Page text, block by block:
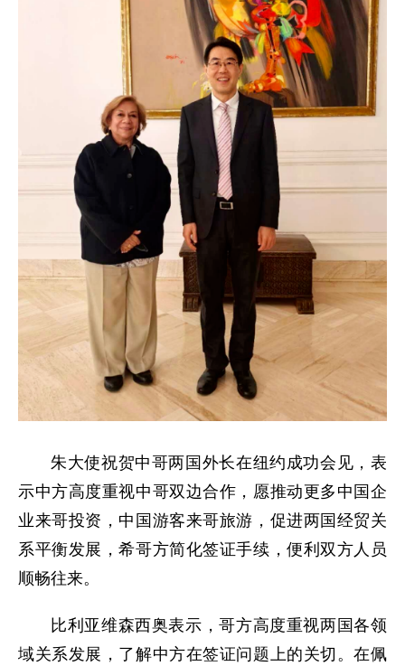
朱大使祝贺中哥两国外长在纽约成功会见，表
示中方高度重视中哥双边合作，愿推动更多中国企
业来哥投资，中国游客来哥旅游，促进两国经贸关
系平衡发展，希哥方简化签证手续，便利双方人员
顺畅往来。
比利亚维森西奥表示，哥方高度重视两国各领
域关系发展，了解中方在签证问题上的关切。在佩